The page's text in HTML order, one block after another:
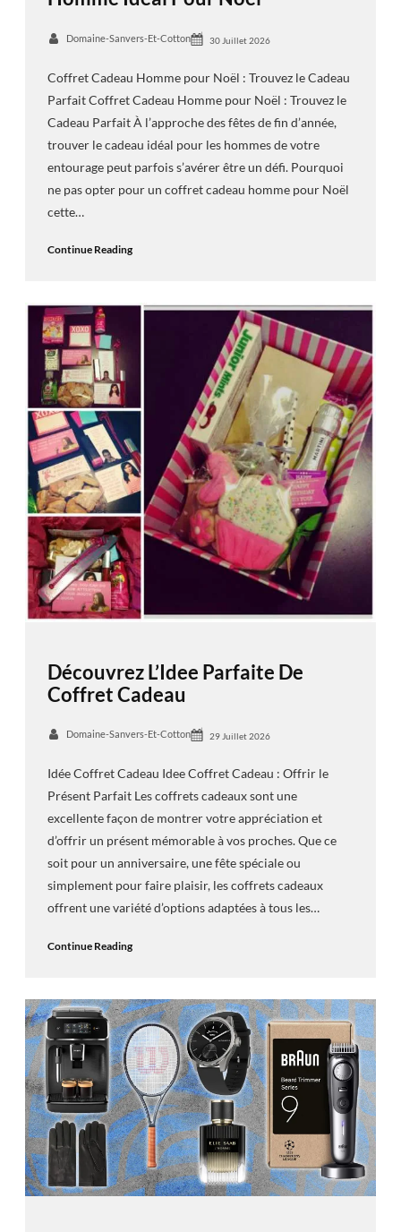
Domaine-Sanvers-Et-Cotton 30 Juillet 2026
Coffret Cadeau Homme pour Noël : Trouvez le Cadeau
Parfait Coffret Cadeau Homme pour Noël : Trouvez le
Cadeau Parfait À l’approche des fêtes de fin d’année,
trouver le cadeau idéal pour les hommes de votre
entourage peut parfois s’avérer être un défi. Pourquoi
ne pas opter pour un coffret cadeau homme pour Noël
cette…
Continue Reading
Découvrez L’Idee Parfaite De
Coffret Cadeau
Domaine-Sanvers-Et-Cotton 29 Juillet 2026
Idée Coffret Cadeau Idee Coffret Cadeau : Offrir le
Présent Parfait Les coffrets cadeaux sont une
excellente façon de montrer votre appréciation et
d’offrir un présent mémorable à vos proches. Que ce
soit pour un anniversaire, une fête spéciale ou
simplement pour faire plaisir, les coffrets cadeaux
offrent une variété d’options adaptées à tous les…
Continue Reading